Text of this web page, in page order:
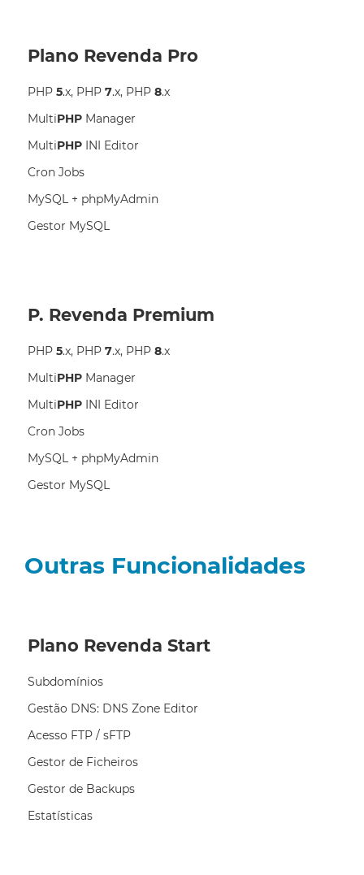
Plano Revenda Pro
PHP 5.x, PHP 7.x, PHP 8.x
MultiPHP Manager
MultiPHP INI Editor
Cron Jobs
MySQL + phpMyAdmin
Gestor MySQL
P. Revenda Premium
PHP 5.x, PHP 7.x, PHP 8.x
MultiPHP Manager
MultiPHP INI Editor
Cron Jobs
MySQL + phpMyAdmin
Gestor MySQL
Outras Funcionalidades
Plano Revenda Start
Subdomínios
Gestão DNS: DNS Zone Editor
Acesso FTP / sFTP
Gestor de Ficheiros
Gestor de Backups
Estatísticas